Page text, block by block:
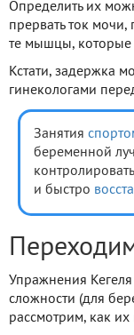
Определить их
прервать ток
те мышцы, которые
Кстати, задержка
гинекологами
Занятия
беременной
контролировать
и быстро
Упражнения
сложности (для
рассмотрим, как